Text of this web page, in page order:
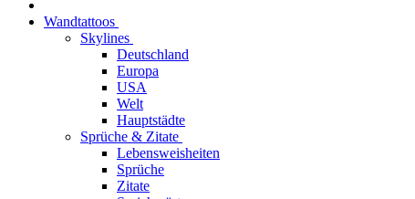
Wandtattoos
Skylines
Deutschland
Europa
USA
Welt
Hauptstädte
Sprüche & Zitate
Lebensweisheiten
Sprüche
Zitate